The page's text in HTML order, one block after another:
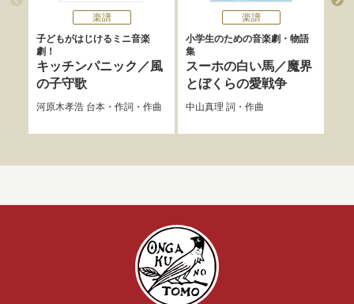
楽譜
子どもがはじけるミニ音楽
劇！
キッチンパニック／風
の子守歌
河原木孝浩台本・作詞・作曲
楽譜
小学生のための音楽劇・物語
集
スーホの白い馬／魔界
とぼくらの愛戦争
中山真理 詞・作曲